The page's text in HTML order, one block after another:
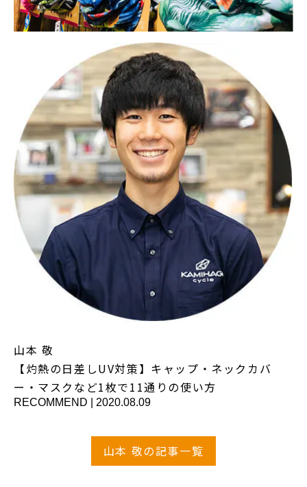
山本 敬
【灼熱の日差しUV対策】キャップ・ネックカバ
ー・マスクなど1枚で11通りの使い方
RECOMMEND 2020.08.09
山本 敬の記事一覧